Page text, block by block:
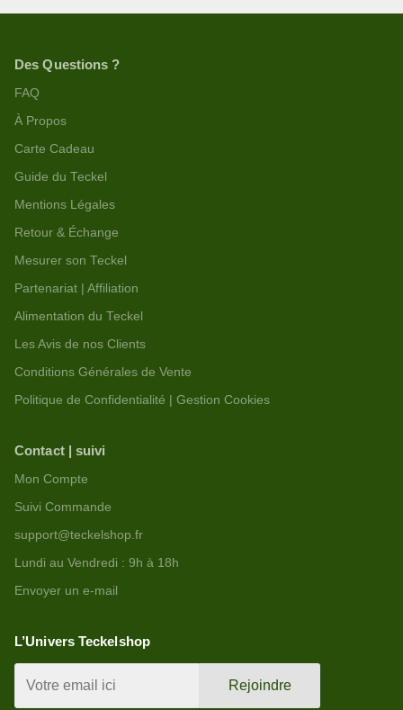
Des Questions ?
FAQ
À Propos
Carte Cadeau
Guide du Teckel
Mentions Légales
Retour & Échange
Mesurer son Teckel
Partenariat | Affiliation
Alimentation du Teckel
Les Avis de nos Clients
Conditions Générales de Vente
Politique de Confidentialité | Gestion Cookies
Contact | suivi
Mon Compte
Suivi Commande
support@teckelshop.fr
Lundi au Vendredi : 9h à 18h
Envoyer un e-mail
L’Univers Teckelshop
Rejoindre